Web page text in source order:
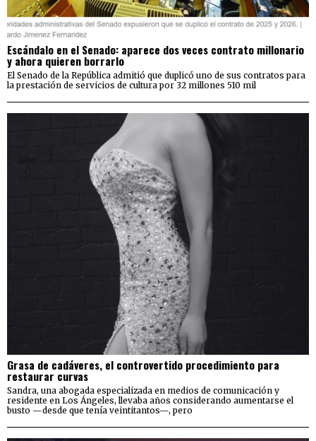
Escándalo en el Senado: aparece dos veces contrato millonario
y ahora quieren borrarlo
El Senado de la República admitió que duplicó uno de sus contratos para
la prestación de servicios de cultura por 32 millones 510 mil
Grasa de cadáveres, el controvertido procedimiento para
restaurar curvas
Sandra, una abogada especializada en medios de comunicación y
residente en Los Ángeles, llevaba años considerando aumentarse el
busto —desde que tenía veintitantos—, pero